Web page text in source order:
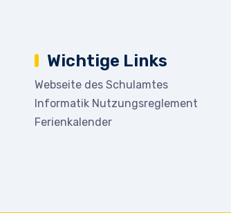
Wichtige Links
Webseite des Schulamtes
Informatik Nutzungsreglement
Ferienkalender